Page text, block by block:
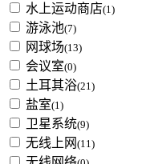
水上运动商店(1)
游泳池(7)
网球场(13)
会议室(0)
土耳其浴(21)
盐室(1)
卫星系统(9)
无线上网 (11)